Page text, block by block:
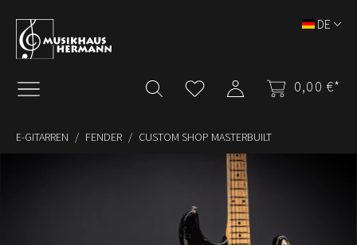
Zum Hauptinhalt springen
0,00 €*
DE
E-GITARREN FENDER CUSTOM SHOP MASTERBUILT